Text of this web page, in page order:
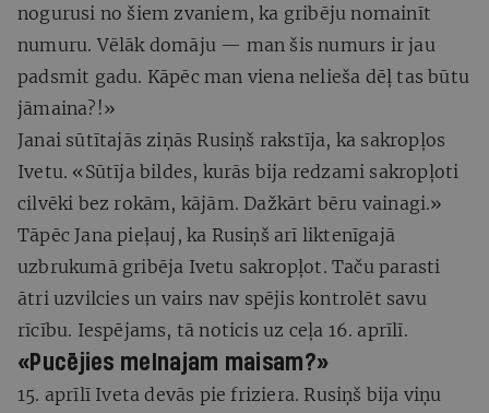
nogurusi no šiem zvaniem, ka gribēju nomainīt
numuru. Vēlāk domāju — man šis numurs ir jau
padsmit gadu. Kāpēc man viena nelieša dēļ tas būtu
jāmaina?!»
Janai sūtītajās ziņās Rusiņš rakstīja, ka sakropļos
Ivetu. «Sūtīja bildes, kurās bija redzami sakropļoti
cilvēki bez rokām, kājām. Dažkārt bēru vainagi.»
Tāpēc Jana pieļauj, ka Rusiņš arī liktenīgajā
uzbrukumā gribēja Ivetu sakropļot. Taču parasti
ātri uzvilcies un vairs nav spējis kontrolēt savu
rīcību. Iespējams, tā noticis uz ceļa 16. aprīlī.
«Pucējies melnajam maisam?»
15. aprīlī Iveta devās pie friziera. Rusiņš bija viņu